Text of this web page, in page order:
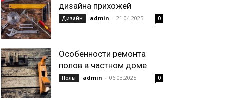
дизайна прихожей
Дизайн admin - 21.04.2025 0
Особенности ремонта
полов в частном доме
Полы admin - 06.03.2025 0